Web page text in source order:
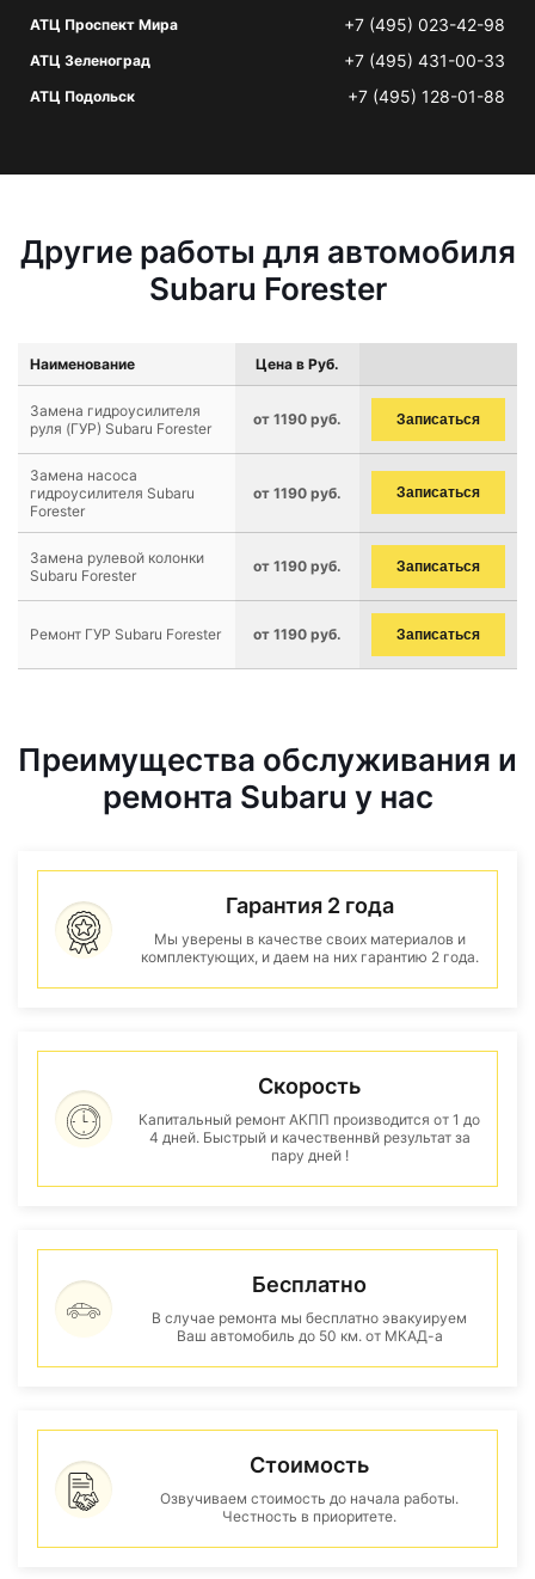
АТЦ Проспект Мира +7 (495) 023-42-98
АТЦ Зеленоград +7 (495) 431-00-33
АТЦ Подольск +7 (495) 128-01-88
Другие работы для автомобиля
Subaru Forester
Наименование Цена в Руб.
Замена гидроусилителя
руля (ГУР) Subaru Forester
от 1190 руб. Записаться
Замена насоса
гидроусилителя Subaru
Forester
от 1190 руб. Записаться
Замена рулевой колонки
Subaru Forester
от 1190 руб. Записаться
Ремонт ГУР Subaru Forester от 1190 руб. Записаться
Преимущества обслуживания и
ремонта Subaru у нас
Гарантия 2 года
Мы уверены в качестве своих материалов и
комплектующих, и даем на них гарантию 2 года.
Скорость
Капитальный ремонт АКПП производится от 1 до
4 дней. Быстрый и качественнвй результат за
пару дней !
Бесплатно
В случае ремонта мы бесплатно эвакуируем
Ваш автомобиль до 50 км. от МКАД-а
Стоимость
Озвучиваем стоимость до начала работы.
Честность в приоритете.